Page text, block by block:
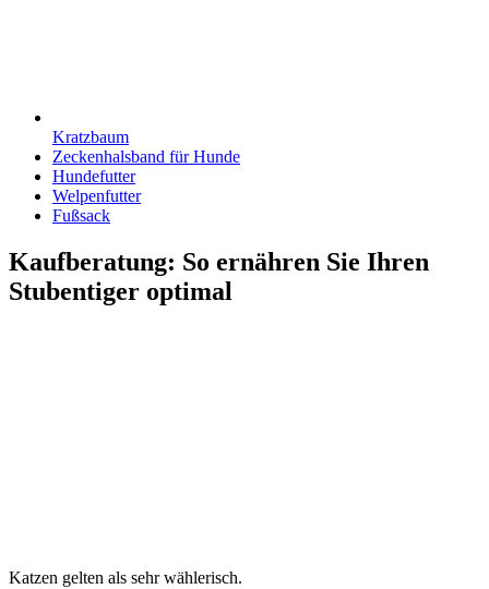
Kratzbaum
Zeckenhalsband für Hunde
Hundefutter
Welpenfutter
Fußsack
Kaufberatung: So ernähren Sie Ihren
Stubentiger optimal
Katzen gelten als sehr wählerisch.